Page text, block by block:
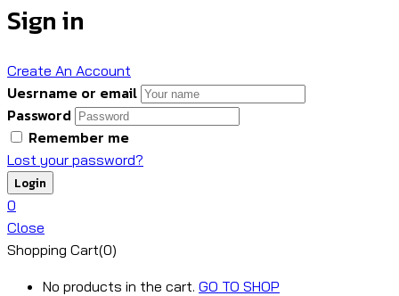
Sign in
Create An Account
Uesrname or email
Password
Remember me
Lost your password?
0
Close
Shopping Cart(0)
No products in the cart. GO TO SHOP